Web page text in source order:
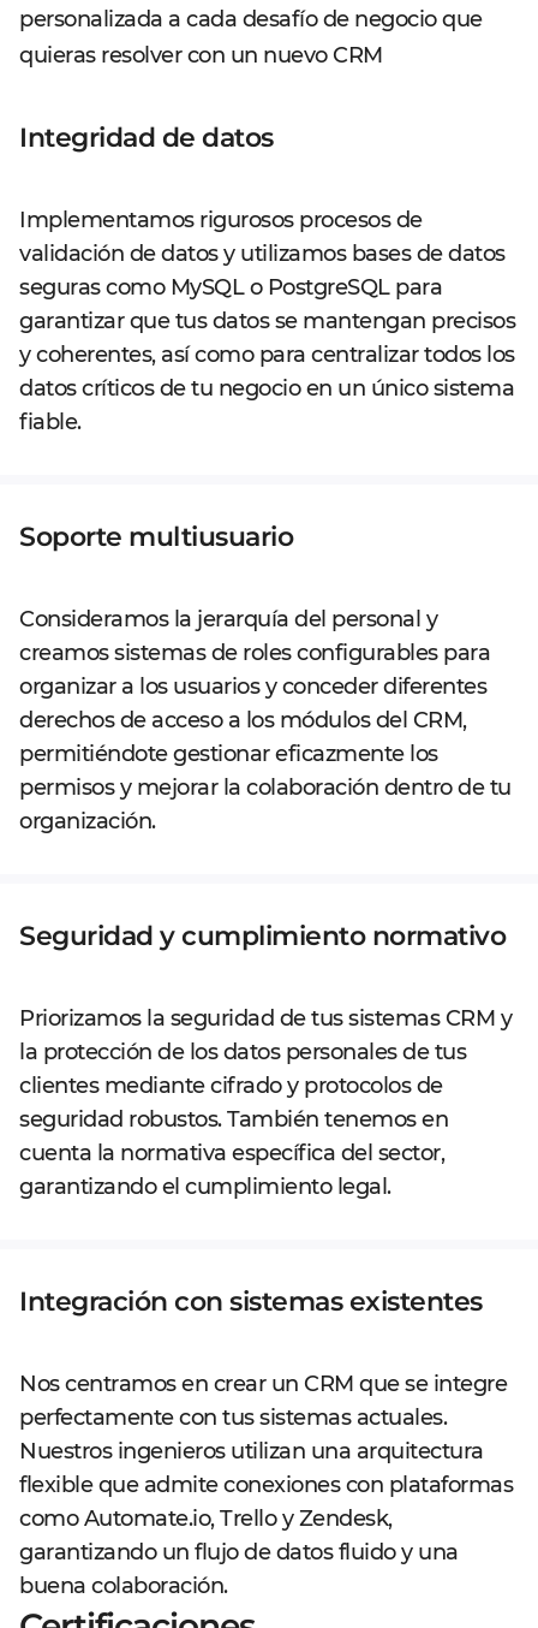
personalizada a cada desafío de negocio que
quieras resolver con un nuevo CRM
Integridad de datos
Implementamos rigurosos procesos de
validación de datos y utilizamos bases de datos
seguras como MySQL o PostgreSQL para
garantizar que tus datos se mantengan precisos
y coherentes, así como para centralizar todos los
datos críticos de tu negocio en un único sistema
fiable.
Soporte multiusuario
Consideramos la jerarquía del personal y
creamos sistemas de roles configurables para
organizar a los usuarios y conceder diferentes
derechos de acceso a los módulos del CRM,
permitiéndote gestionar eficazmente los
permisos y mejorar la colaboración dentro de tu
organización.
Seguridad y cumplimiento normativo
Priorizamos la seguridad de tus sistemas CRM y
la protección de los datos personales de tus
clientes mediante cifrado y protocolos de
seguridad robustos. También tenemos en
cuenta la normativa específica del sector,
garantizando el cumplimiento legal.
Integración con sistemas existentes
Nos centramos en crear un CRM que se integre
perfectamente con tus sistemas actuales.
Nuestros ingenieros utilizan una arquitectura
flexible que admite conexiones con plataformas
como Automate.io, Trello y Zendesk,
garantizando un flujo de datos fluido y una
buena colaboración.